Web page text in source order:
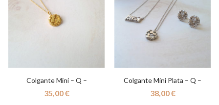
Colgante Mini – Q –
35,00€
Colgante Mini Plata – Q –
38,00€